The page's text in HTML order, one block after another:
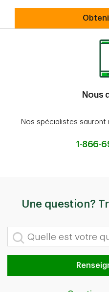
Nous
Nos spécialistes sauront
1-866-
Une question?
Quelle est votre question?